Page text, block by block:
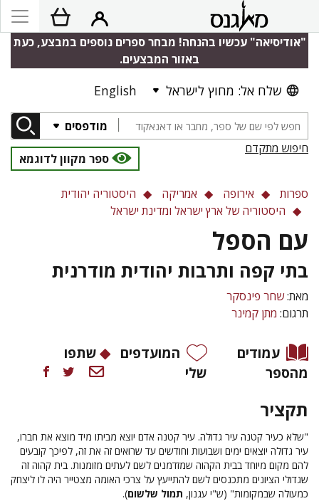
"אודיסיאה" עכשיו בהנחה! מבחר ספרים נוספים במבצע, כעת
באזור המבצעים.
שלח אל: מחוץ לישראל English
מודפסים
חיפוש מתקדם
ספר מקוון לדוגמא
ספרות אירופה אמריקה
היסטוריה יהודית
היסטוריה של ארץ ישראל ומדינת ישראל
עם הספל
בתי קפה ותרבות יהודית מודרנית
מאת:שחר פינסקר
תרגום: מתן קמינר
עמודים
מהספר
המועדפים
שלי
שתפו
תקציר
"שלא כעיר קטנה עיר גדולה. עיר קטנה אדם יוצא מביתו מיד מוצא את חברו,
עיר גדולה יוצאים ימים ושבועות וחודשים עד שרואים זה את זה, לפיכך קובעים
להם מקום מיוחד בבית הקהוה שמזדמנים לשם לעתים מזומנות. בית קהוה זה
שגדולי הציונים מתכנסים לשם להתייעץ על צרכי האומה מצטייר היה לו ליצחק
כמעולה שבמקומות" (ש"י עגנון, תמול שלשום).